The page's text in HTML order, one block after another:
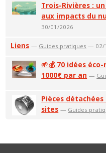
Trois-Rivières :
aux impacts du
30/01/2026
Liens — Guides pratiques — 02/
🌱💰 70 idées
1000€ par an —
Pièces
sites — Guides